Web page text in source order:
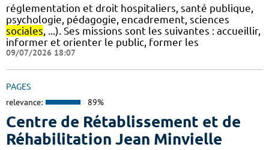
réglementation et droit hospitaliers, santé publique,
psychologie, pédagogie, encadrement, sciences
sociales , ...). Ses missions sont les suivantes : accueillir,
informer et orienter le public, former les
09/07/2026 18:07
PAGES
relevance: 89%
Centre de Rétablissement et de
Réhabilitation Jean Minvielle